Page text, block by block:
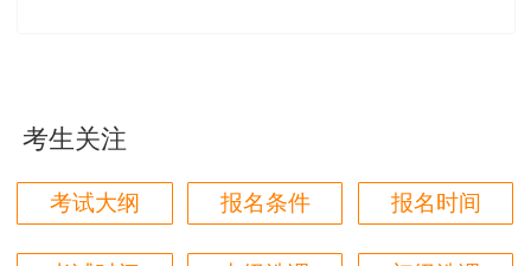
考生关注
考试大纲 报名条件 报名时间